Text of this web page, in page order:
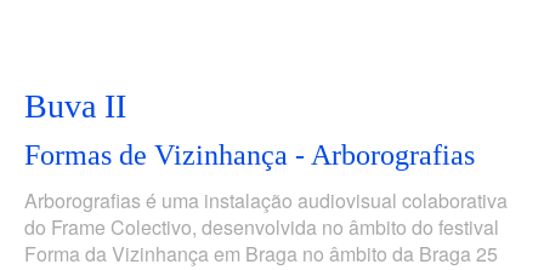
Buva II
Formas de Vizinhança - Arborografias
Arborografias é uma instalação audiovisual colaborativa
do Frame Colectivo, desenvolvida no âmbito do festival
Forma da Vizinhança em Braga no âmbito da Braga 25